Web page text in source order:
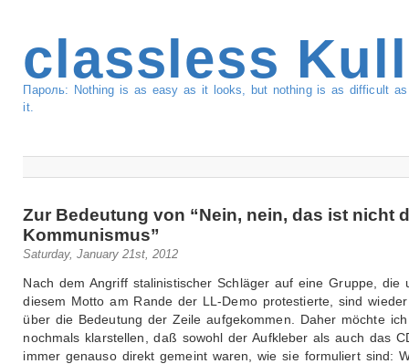
classless
Пароль: Nothing is as easy as it looks, but nothing is as difficult
it.
Zur Bedeutung von “Nein, nein, das ist nicht
Kommunismus”
Saturday, January 21st, 2012
Nach dem Angriff stalinistischer Schläger auf eine Gruppe, die
diesem Motto am Rande der LL-Demo protestierte, sind
über die Bedeutung der Zeile aufgekommen. Daher möchte ich
nochmals klarstellen, daß sowohl der Aufkleber als auch das
immer genauso direkt gemeint waren, wie sie formuliert sind: